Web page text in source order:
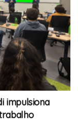
impulsiona